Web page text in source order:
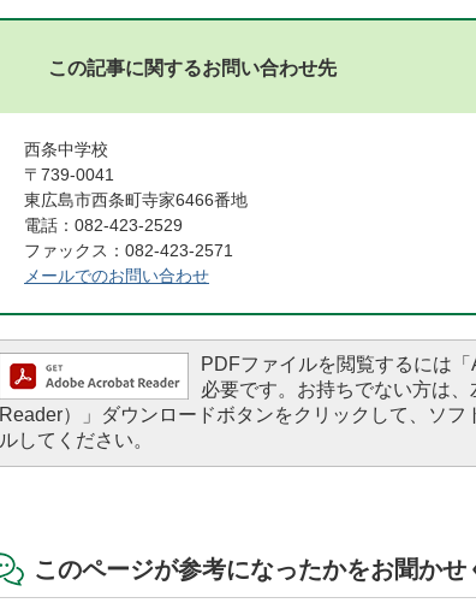
この記事に関するお問い合わせ先
西条中学校
〒739-0041
東広島市西条町寺家6466番地
電話：082-423-2529
ファックス：082-423-2571
メールでのお問い合わせ
PDFファイルを閲覧するには
必要です。お持ちでない方は
Reader）」ダウンロードボタンをクリックして、ソ
ルしてください。
このページが参考になったかをお聞かせ